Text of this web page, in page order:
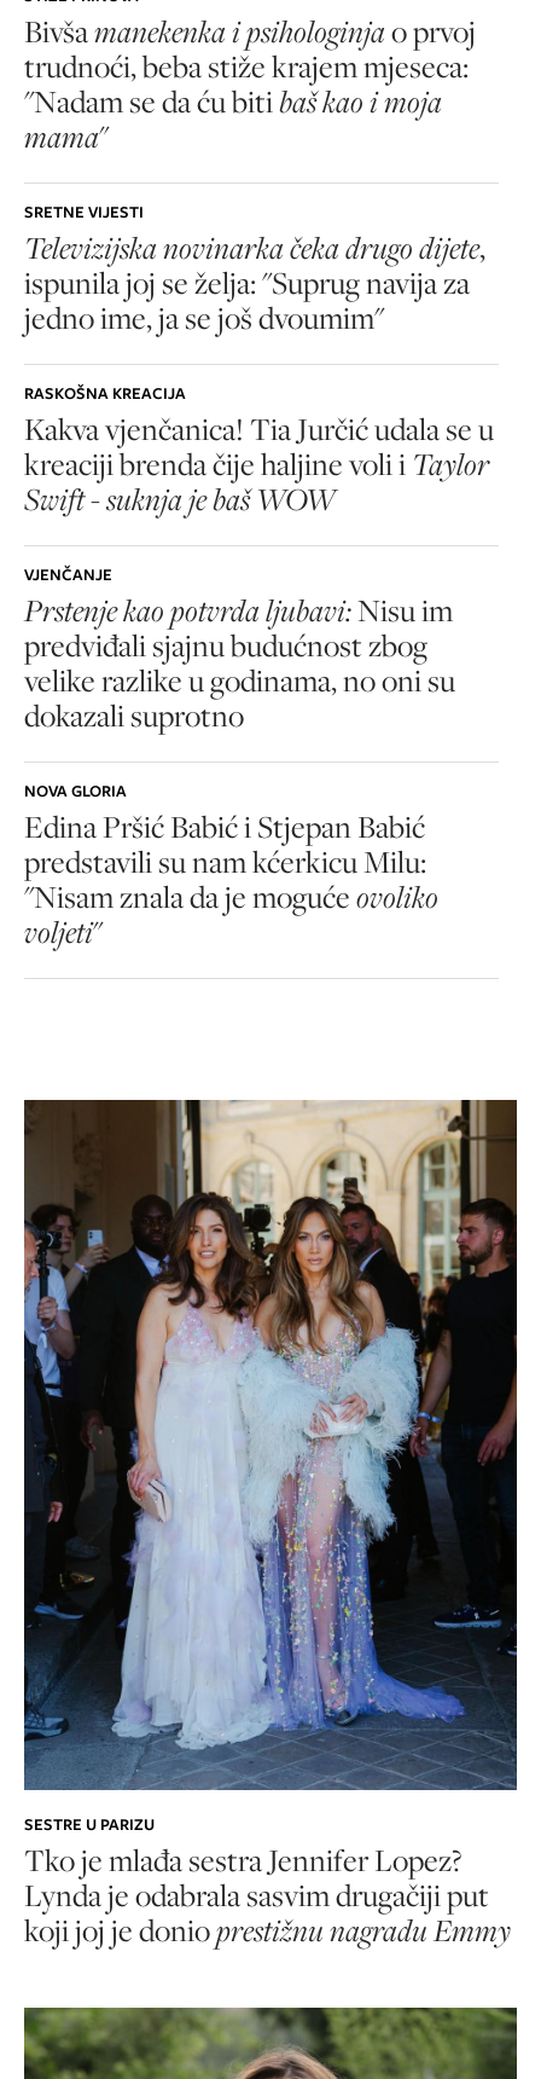
Bivšamanekenka i psihologinjao prvoj
trudnoći, beba stiže krajem mjeseca:
"Nadam se da ću bitibaš kao i moja
mama"
SRETNE VIJESTI
Televizijska novinarka čeka drugo dijete,
ispunila joj se želja: "Suprug navija za
jedno ime, ja se još dvoumim"
RASKOŠNA KREACIJA
Kakva vjenčanica! Tia Jurčić udala se u
kreaciji brenda čije haljine voli i Taylor
Swift - suknja je baš WOW
VJENČANJE
Prstenje kao potvrda ljubavi:Nisu im
predviđali sjajnu budućnost zbog
velike razlike u godinama, no oni su
dokazali suprotno
NOVA GLORIA
Edina Pršić Babić i Stjepan Babić
predstavili su nam kćerkicu Milu:
"Nisam znala da je mogućeovoliko
voljeti"
SESTRE U PARIZU
Tko je mlađa sestra Jennifer Lopez?
Lynda je odabrala sasvim drugačiji put
koji joj je donioprestižnu nagradu Emmy